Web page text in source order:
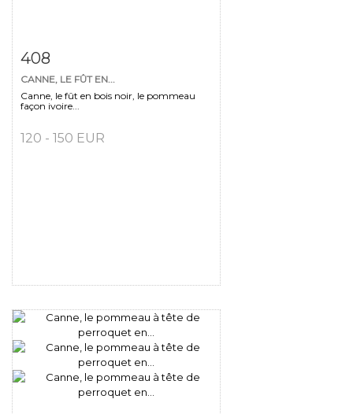
Fiche détaillée
408
CANNE, LE FÛT EN...
Canne, le fût en bois noir, le pommeau
façon ivoire...
120 - 150 EUR